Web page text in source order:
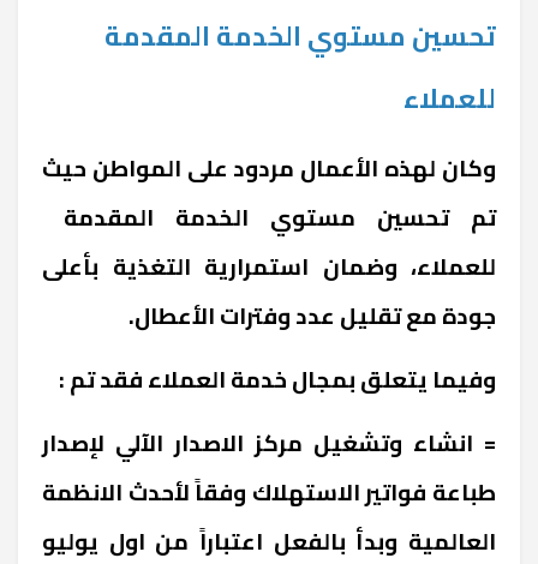
تحسين مستوي الخدمة المقدمة
للعملاء
وكان لهذه الأعمال مردود على المواطن حيث
تم تحسين مستوي الخدمة المقدمة
للعملاء، وضمان استمرارية التغذية بأعلى
جودة مع تقليل عدد وفترات الأعطال.
وفيما يتعلق بمجال خدمة العملاء فقد تم :
= انشاء وتشغيل مركز الاصدار الآلي لإصدار
طباعة فواتير الاستهلاك وفقاً لأحدث الانظمة
العالمية وبدأ بالفعل اعتباراً من اول يوليو